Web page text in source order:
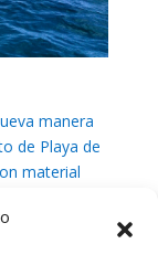
manera
de Playa de
material
de la